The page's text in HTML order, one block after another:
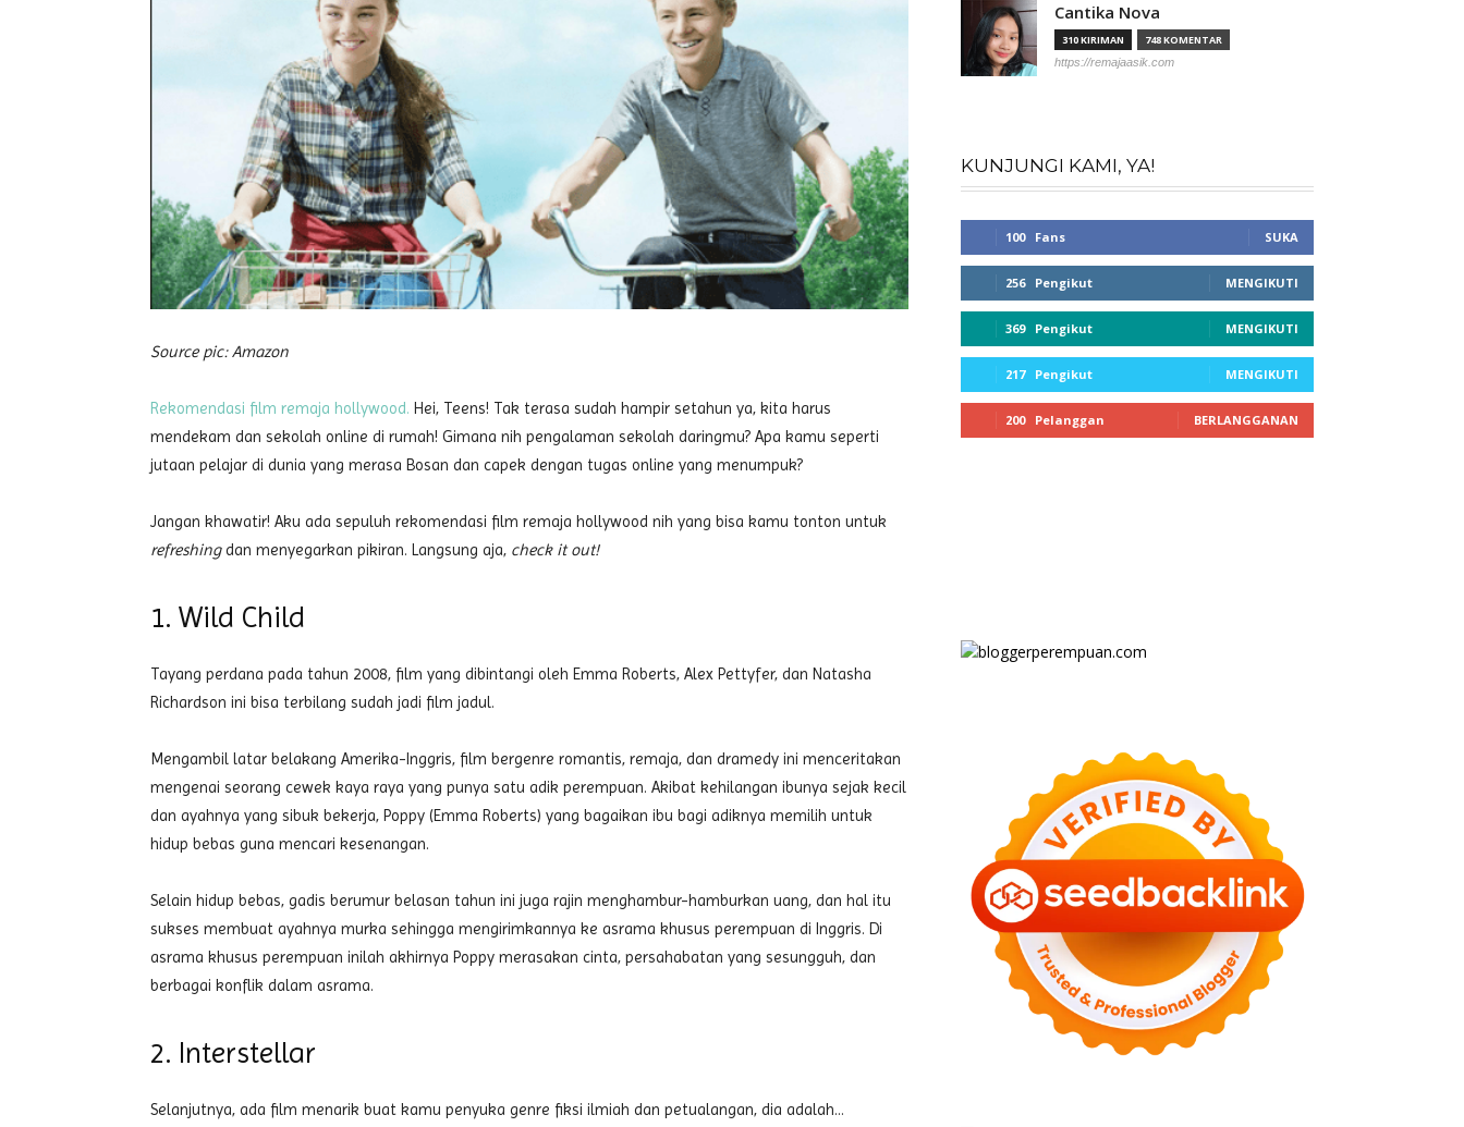
Source pic: Amazon
Rekomendasi film remaja hollywood. Hei, Teens! Tak terasa sudah hampir setahun ya, kita harus
mendekam dan sekolah online di rumah! Gimana nih pengalaman sekolah daringmu? Apa kamu seperti
jutaan pelajar di dunia yang merasa Bosan dan capek dengan tugas online yang menumpuk?
Jangan khawatir! Aku ada sepuluh rekomendasi film remaja hollywood nih yang bisa kamu tonton untuk
refreshingdan menyegarkan pikiran. Langsung aja, check it out!
1. Wild Child
Tayang perdana pada tahun 2008, film yang dibintangi oleh Emma Roberts, Alex Pettyfer, dan Natasha
Richardson ini bisa terbilang sudah jadi film jadul.
Mengambil latar belakang Amerika-Inggris, film bergenre romantis, remaja, dan dramedy ini menceritakan
mengenai seorang cewek kaya raya yang punya satu adik perempuan. Akibat kehilangan ibunya sejak kecil
dan ayahnya yang sibuk bekerja, Poppy (Emma Roberts) yang bagaikan ibu bagi adiknya memilih untuk
hidup bebas guna mencari kesenangan.
Selain hidup bebas, gadis berumur belasan tahun ini juga rajin menghambur-hamburkan uang, dan hal itu
sukses membuat ayahnya murka sehingga mengirimkannya ke asrama khusus perempuan di Inggris. Di
asrama khusus perempuan inilah akhirnya Poppy merasakan cinta, persahabatan yang sesungguh, dan
berbagai konflik dalam asrama.
2. Interstellar
Selanjutnya, ada film menarik buat kamu penyuka genre fiksi ilmiah dan petualangan, dia adalah…
Cantika Nova
310 KIRIMAN 748 KOMENTAR
https://remajaasik.com
KUNJUNGI KAMI, YA!
100 Fans SUKA
256 Pengikut MENGIKUTI
369 Pengikut MENGIKUTI
217 Pengikut MENGIKUTI
200 Pelanggan BERLANGGANAN